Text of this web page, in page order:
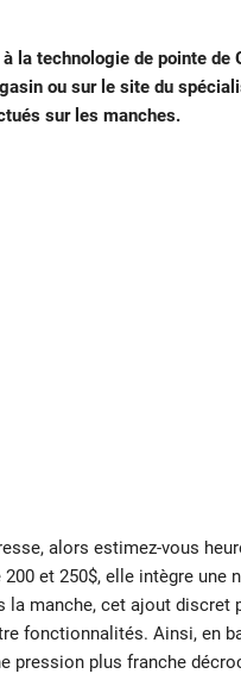
la technologie de pointe
ou sur le site du
sur les manches.
alors estimez-vous
200 et 250$, elle intègre une
la manche, cet ajout
fonctionnalités. Ainsi, en
pression plus franche